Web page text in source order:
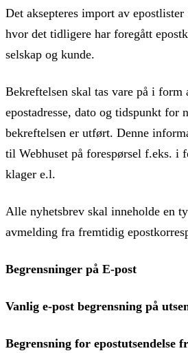
Det aksepteres import av epostlister
hvor det tidligere har foregått
selskap og kunde.
Bekreftelsen skal tas vare på i form
epostadresse, dato og tidspunkt for
bekreftelsen er utført. Denne
til Webhuset på forespørsel f.eks. i
klager e.l.
Alle nyhetsbrev skal inneholde en
avmelding fra fremtidig
Begrensninger på E-post
Vanlig e-post begrensning på
Begrensning for epostutsendelse